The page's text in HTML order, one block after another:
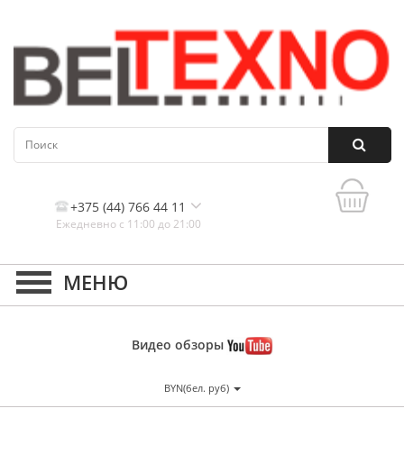
+375 (44) 766 44 11
Ежедневно с 11:00 до 21:00
Контакты, и схема проезда
Видео обзоры
BYN(бел. руб)